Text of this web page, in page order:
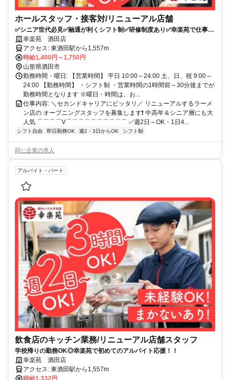
ホールスタッフ・接客対/リニューアル店舗
✅️シニア世代必見✅️融通が利くシフト制✅️研修制度あり✅️幸楽苑で仕事始
め 幸楽苑 酒田店
アクセス: 東酒田駅から1,557m
時給1,400円～1,750円
山形県酒田市
勤務時間・曜日: 【営業時間】 平日 10:00～24:00 土、日、祝 9:00～
24:00 【勤務時間】 ・シフト制 ・営業時間の1時間前～30分後までが
勤務時間となります ※曜日・時間は、お...
仕事内容: ＼セカンドキャリアにピッタリ／ リニューアルするラーメ
ン店の オープニングスタッフを募集します❗️ 中高年＆シニア層にも大
人気 ⌒⌒⌒⌒V⌒⌒⌒⌒⌒⌒⌒⌒⌒⌒ ✅️週2日～OK・1日4...
シフト自由 即日勤務OK 週2・3日からOK シフト制
同じ企業の求人
アルバイト・パート
飲食店のキッチン業務/リニューアル店舗スタッフ
学校帰りの勤務OK◎幸楽苑で初めてのアルバイト応援！！
幸楽苑 酒田店
アクセス: 東酒田駅から1,557m
時給1,332円